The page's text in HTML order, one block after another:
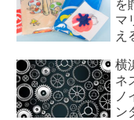
を
マ
え
横
ネ
ノ
ン